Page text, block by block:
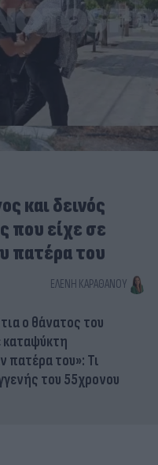
και δεινός
που είχε σε
πατέρα του
ΕΛΈΝΗ ΚΑΡΑΘΆΝΟΥ
ο θάνατος του
καταψύκτη
πατέρα του»: Τι
του 55χρονου